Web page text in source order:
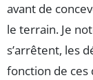
avant de
le terrain. Je
s’arrêtent, les
fonction de ces